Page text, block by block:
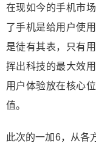
在现如今的手机市
了手机是给用户使
是徒有其表，只有
挥出科技的最大效
用户体验放在核心
值。
此次的一加6，从各